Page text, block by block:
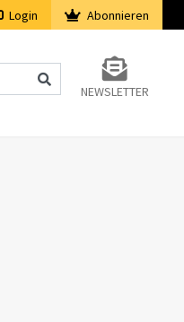
Login Abonnieren
NEWSLETTER